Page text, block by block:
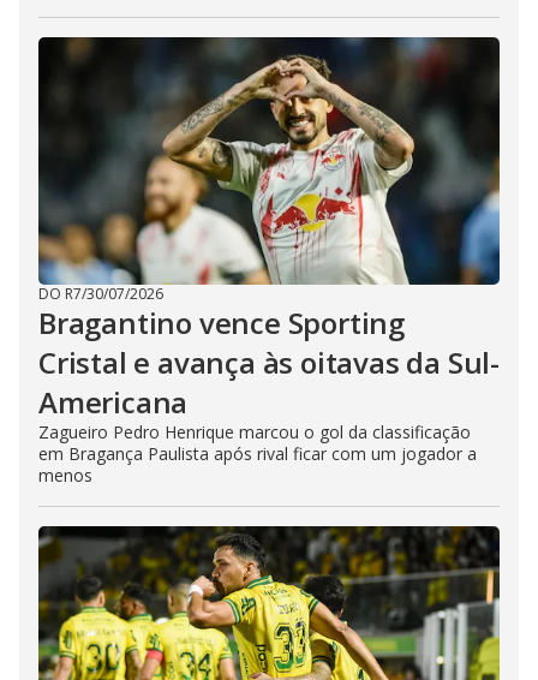
DO R7/30/07/2026
Bragantino vence Sporting
Cristal e avança às oitavas da Sul-
Americana
Zagueiro Pedro Henrique marcou o gol da classificação
em Bragança Paulista após rival ficar com um jogador a
menos